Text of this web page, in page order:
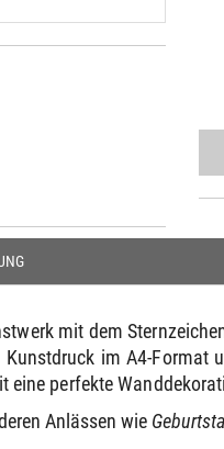
mit dem
im A4-
eine perfekte
Anlässen wie